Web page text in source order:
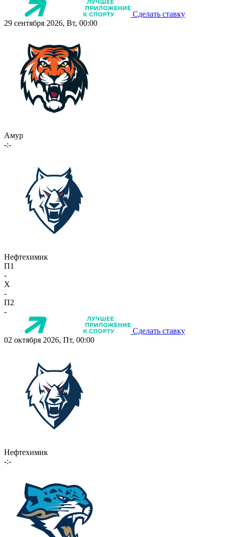
Сделать ставку
29 сентября 2026, Вт, 00:00
Амур
-:-
Нефтехимик
П1
-
X
-
П2
-
Сделать ставку
02 октября 2026, Пт, 00:00
Нефтехимик
-:-